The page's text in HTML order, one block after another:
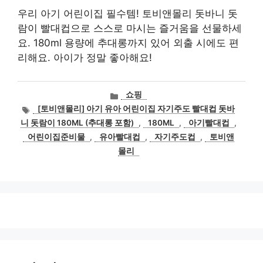
우리 아기 어린이집 필수템! 토비앤몰리 돗바니 돗
람이 빨대컵으로 스스로 마시는 즐거움을 선물하세
요. 180ml 용량에 추대롱까지 있어 외출 시에도 편
리해요. 아이가 정말 좋아해요!
카
테
고
리
쇼핑
태
그
[토비앤몰리] 아기 유아 어린이집 자기주도 빨대컵 돗바
니 돗람이 180ML (추대롱 포함)
, 180ML , 아기빨대컵
,
어린이집준비물 , 유아빨대컵 , 자기주도컵 ,
토비앤
몰리